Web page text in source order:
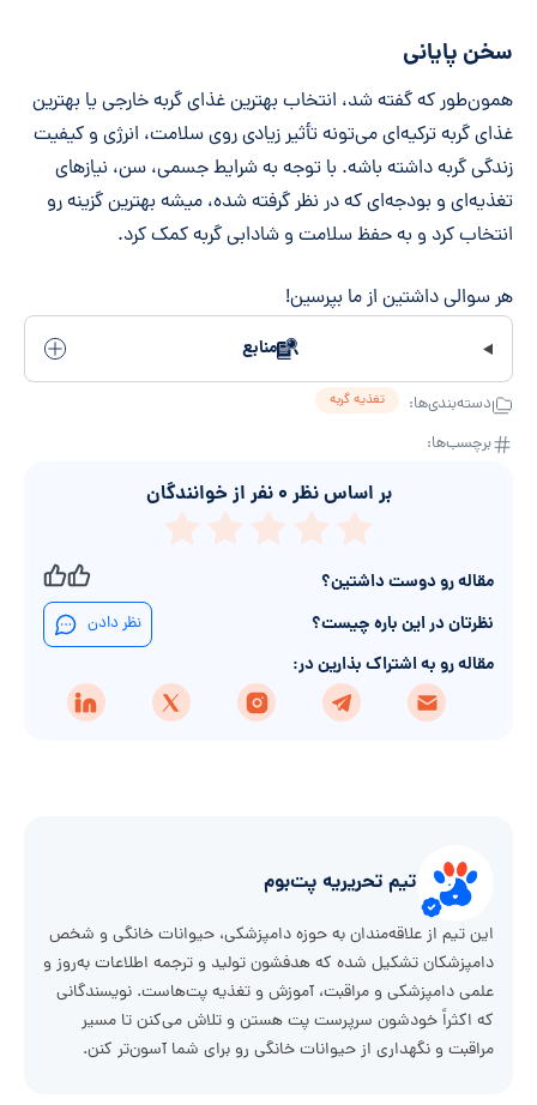
سخن پایانی
همون‌طور که گفته شد، انتخاب بهترین غذای گربه خارجی یا بهترین
غذای گربه ترکیه‌ای می‌تونه تأثیر زیادی روی سلامت، انرژی و کیفیت
زندگی گربه داشته باشه. با توجه به شرایط جسمی، سن، نیازهای
تغذیه‌ای و بودجه‌ای که در نظر گرفته شده، میشه بهترین گزینه رو
انتخاب کرد و به حفظ سلامت و شادابی گربه کمک کرد.
هر سوالی داشتین از ما بپرسین!
منابع
دسته‌بندی‌ها: تغذیه گربه
برچسب‌ها:
بر اساس نظر ۰ نفر از خوانندگان
مقاله رو دوست داشتین؟
نظرتان در این باره چیست؟
نظر دادن
مقاله رو به اشتراک بذارین در:
تیم تحریریه پت‌بوم
این تیم از علاقه‌مندان به حوزه دامپزشکی، حیوانات خانگی و شخص
دامپزشکان تشکیل شده که هدفشون تولید و ترجمه اطلاعات به‌روز و
علمی دامپزشکی و مراقبت، آموزش و تغذیه پت‌هاست. نویسندگانی
که اکثراً خودشون سرپرست پت هستن و تلاش می‌کنن تا مسیر
مراقبت و نگهداری از حیوانات خانگی رو برای شما آسون‌تر کنن.